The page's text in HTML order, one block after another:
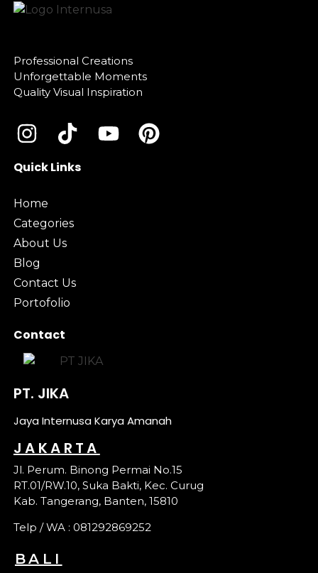
Professional Creations
Unforgettable Moments
Quality Visual Inspiration
Quick Links
Home
Categories
About Us
Blog
Contact Us
Portofolio
Contact
PT. JIKA
Jaya Internusa Karya Amanah
JAKARTA
Jl. Perum. Binong Permai No.15
RT.01/RW.10, Suka Bakti, Kec. Curug
Kab. Tangerang, Banten, 15810
Telp / WA : 081292869252
BALI